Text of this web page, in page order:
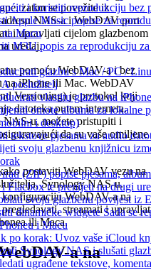
i koristiti reprodukciju bez
Apple Music popise za
Macu
M3U popis za reprodukciju
glazbu s Mac / PC /
poslužitelj
vlastitu glazbu na
omote albuma za lokalne
i desktop)
tekstove pjesama za audio
svoju glazbenu knjižnicu
(ZIP) popise pjesama,
Flacbox te prenijeti na drugi
svoju glazbenu povijest iz
dinamičke widgete Sada se
i Macu
po korak: Uvoz vaše iCloud
Synology NAS i slušati
ugrađene tekstove,
zatim se povežite iz
NAS-a i WebDAV port
i upravljati cijelom glazbenom
uređaj.
pomoću WebDAV-a i bez
na iPhone ili Mac. WebDAV
Versioning) je protokol koji
datoteka putem interneta.
NAS-u, možete pristupiti i
da su vaše omiljene
postaviti WebDAV vezu na
Synology NAS-u.
konfiguraciju WebDAV-a na
streamati i
ili Maca.
a na